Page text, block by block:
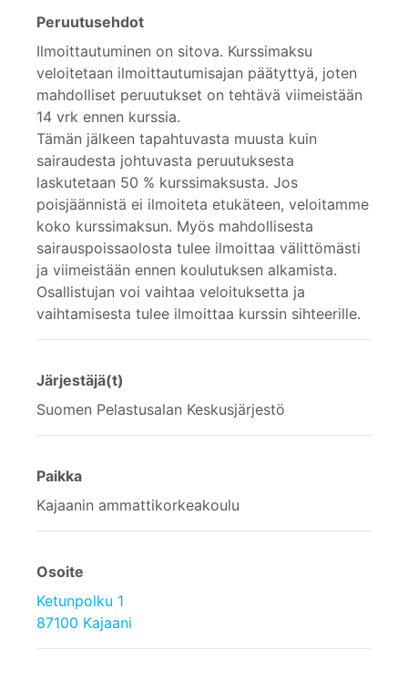
Peruutusehdot
Ilmoittautuminen on sitova. Kurssimaksu
veloitetaan ilmoittautumisajan päätyttyä, joten
mahdolliset peruutukset on tehtävä viimeistään
14 vrk ennen kurssia.
Tämän jälkeen tapahtuvasta muusta kuin
sairaudesta johtuvasta peruutuksesta
laskutetaan 50 % kurssimaksusta. Jos
poisjäännistä ei ilmoiteta etukäteen, veloitamme
koko kurssimaksun. Myös mahdollisesta
sairauspoissaolosta tulee ilmoittaa välittömästi
ja viimeistään ennen koulutuksen alkamista.
Osallistujan voi vaihtaa veloituksetta ja
vaihtamisesta tulee ilmoittaa kurssin sihteerille.
Järjestäjä(t)
Suomen Pelastusalan Keskusjärjestö
Paikka
Kajaanin ammattikorkeakoulu
Osoite
Ketunpolku 1
87100 Kajaani